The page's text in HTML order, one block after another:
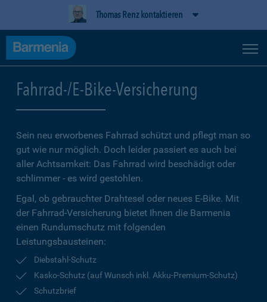
Thomas Renz kontaktieren
Fahrrad-/E-Bike-Versicherung
Sein neu erworbenes Fahrrad schützt und pflegt man so
gut wie nur möglich. Doch leider passiert es auch bei
aller Achtsamkeit: Das Fahrrad wird beschädigt oder
schlimmer - es wird gestohlen.
Egal, ob gebrauchter Drahtesel oder neues E-Bike. Mit
der Fahrrad-Versicherung bietet Ihnen die Barmenia
einen Rundumschutz mit folgenden
Leistungsbausteinen:
Diebstahl-Schutz
Kasko-Schutz (auf Wunsch inkl. Akku-Premium-Schutz)
Schutzbrief